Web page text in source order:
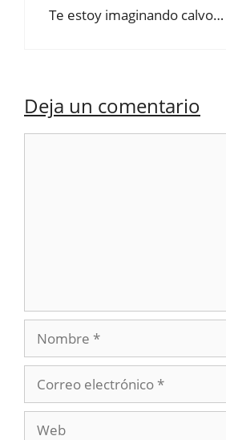
Te estoy imaginando
Deja un comentario
electrónico